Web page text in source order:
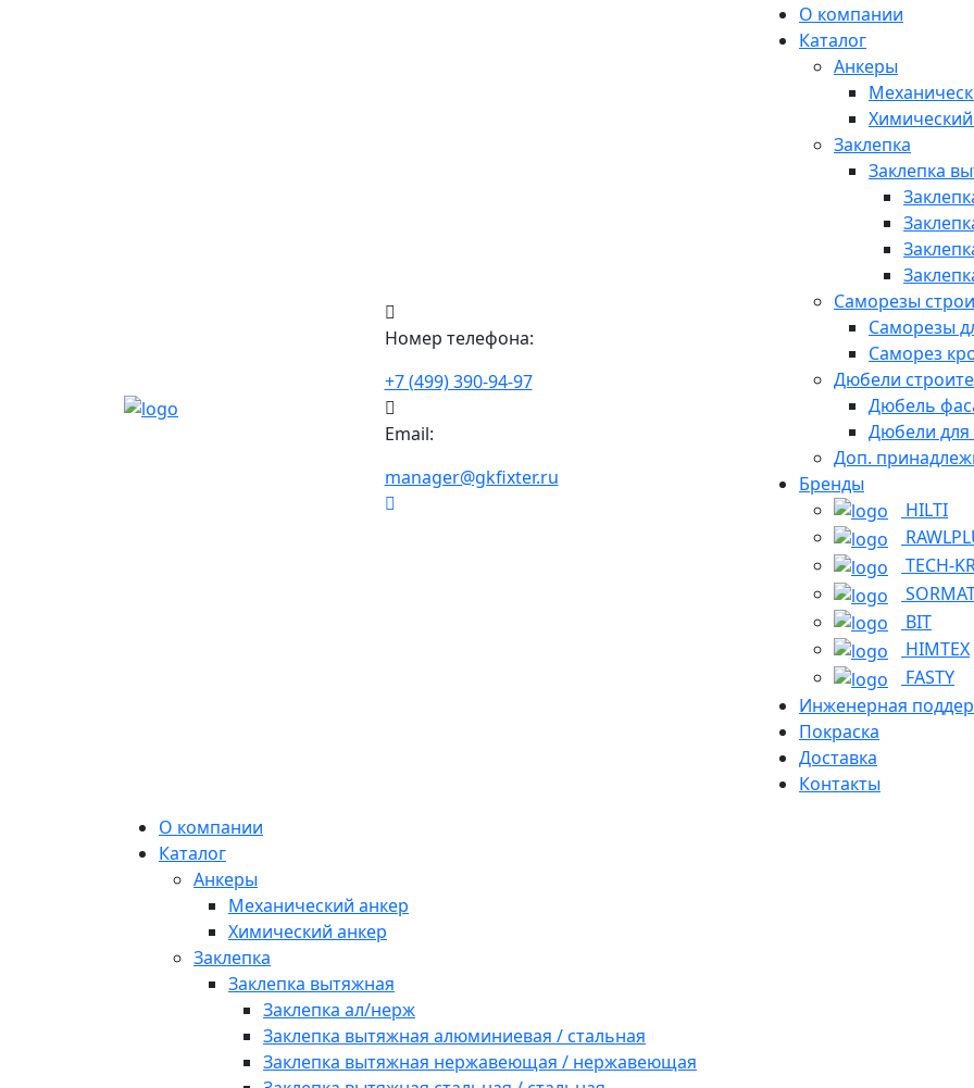
Номер телефона:
+7 (499) 390-94-97
Email:
manager@gkfixter.ru
О компании
Каталог
Анкеры
Заклепка
Заклепка
Саморезы
Саморезы
Саморез
Дюбели
Дюбель
Дюбели для
Доп.
Бренды
HILTI
TECH-
BIT
HIMTEX
FASTY
Инженерная
Покраска
Доставка
Контакты
О компании
Каталог
Анкеры
Механический анкер
Химический анкер
Заклепка
Заклепка вытяжная
Заклепка ал/нерж
Заклепка вытяжная алюминиевая / стальная
Заклепка вытяжная нержавеющая / нержавеющая